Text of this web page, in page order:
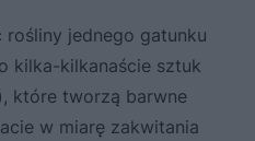
jednego gatunku
kilka-kilkanaście sztuk
które tworzą barwne
w miarę zakwitania